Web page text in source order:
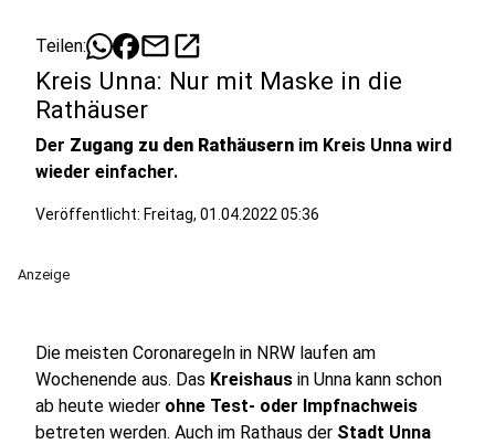
Teilen: mailopen_in_new
Kreis Unna: Nur mit Maske in die
Rathäuser
Der Zugang zu den Rathäusern im Kreis Unna wird
wieder einfacher.
Veröffentlicht: Freitag, 01.04.2022 05:36
Anzeige
Die meisten Coronaregeln in NRW laufen am
Wochenende aus. Das Kreishaus in Unna kann schon
ab heute wieder ohne Test- oder Impfnachweis
betreten werden. Auch im Rathaus der Stadt Unna